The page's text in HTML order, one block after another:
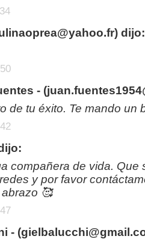
) dijo:
- (
de tu éxito. Te mando un
compañera de vida. Que
y por favor
🥰
- (